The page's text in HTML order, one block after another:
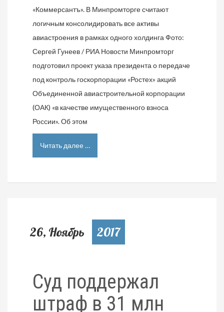
«Коммерсантъ». В Минпромторге считают
логичным консолидировать все активы
авиастроения в рамках одного холдинга Фото:
Сергей Гунеев / РИА Новости Минпромторг
подготовил проект указа президента о передаче
под контроль госкорпорации «Ростех» акций
Объединенной авиастроительной корпорации
(ОАК) «в качестве имущественного взноса
России». Об этом
Читать далее …
26, Ноябрь 2017
Суд поддержал
штраф в 31 млн